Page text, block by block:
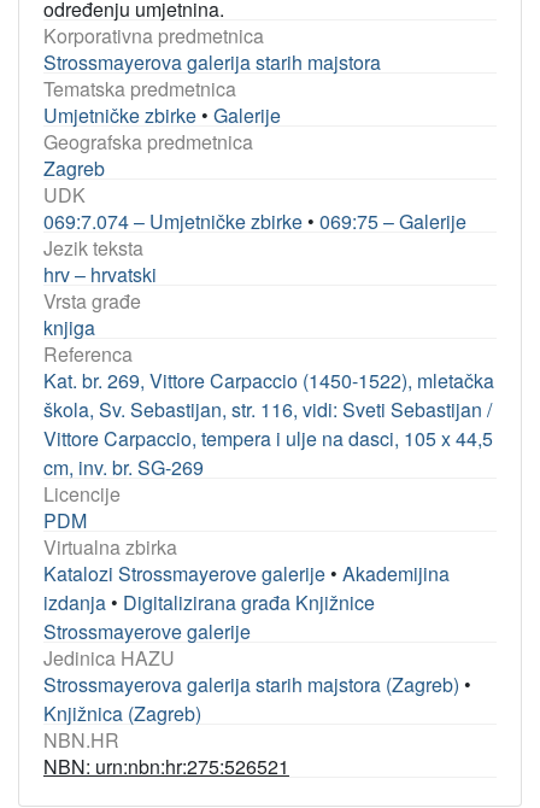
određenju umjetnina.
Korporativna predmetnica
Strossmayerova galerija starih majstora
Tematska predmetnica
Umjetničke zbirke • Galerije
Geografska predmetnica
Zagreb
UDK
069:7.074 – Umjetničke zbirke • 069:75 – Galerije
Jezik teksta
hrv – hrvatski
Vrsta građe
knjiga
Referenca
Kat. br. 269, Vittore Carpaccio (1450-1522), mletačka
škola, Sv. Sebastijan, str. 116, vidi: Sveti Sebastijan /
Vittore Carpaccio, tempera i ulje na dasci, 105 x 44,5
cm, inv. br. SG-269
Licencije
PDM
Virtualna zbirka
Katalozi Strossmayerove galerije • Akademijina
izdanja • Digitalizirana građa Knjižnice
Strossmayerove galerije
Jedinica HAZU
Strossmayerova galerija starih majstora (Zagreb) •
Knjižnica (Zagreb)
NBN.HR
NBN: urn:nbn:hr:275:526521